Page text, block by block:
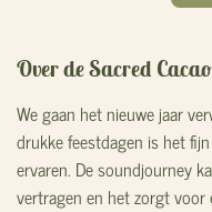
Over de Sacred
We gaan het nieuwe jaar
drukke feestdagen is het
ervaren. De soundjourney
vertragen en het zorgt voor